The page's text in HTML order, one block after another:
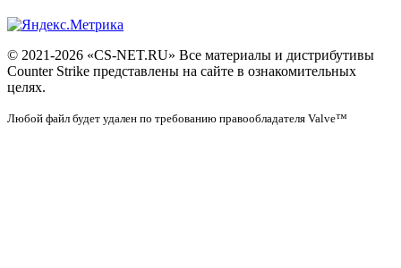
© 2021-2026 «CS-NET.RU» Все материалы и дистрибутивы
Counter Strike представлены на сайте в ознакомительных
целях.
Любой файл будет удален по требованию правообладателя Valve™